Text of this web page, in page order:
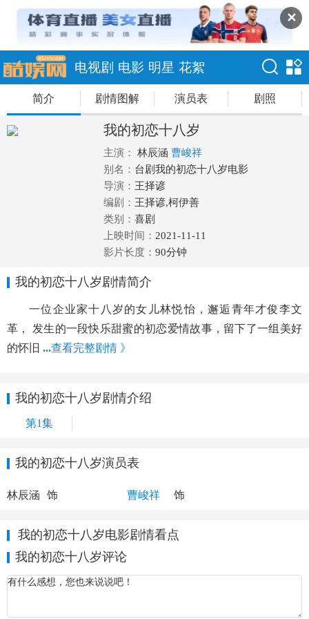
✕
电视剧 电影 明星 花絮
简介 剧情图解 演员表 剧照
我的初恋十八岁
主演： 林辰涵 曹峻祥
别名： 台剧我的初恋十八岁电影
导演： 王择谚
编剧： 王择谚,柯伊善
类别： 喜剧
上映时间： 2021-11-11
影片长度： 90分钟
我的初恋十八岁剧情简介
一位企业家十八岁的女儿林悦怡，邂逅青年才俊李文
革， 发生的一段快乐甜蜜的初恋爱情故事，留下了一组美好
的怀旧 ...查看完整剧情 》
我的初恋十八岁剧情介绍
第1集
我的初恋十八岁演员表
林悦怡
林辰涵
饰
李文革
曹峻祥
饰
我的初恋十八岁电影剧情看点
我的初恋十八岁评论